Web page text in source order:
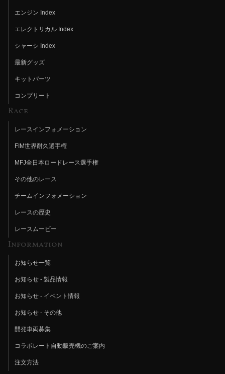
エンジン Index
エレクトリカル Index
シャーシ Index
最新グッズ
キットパーツ
コンプリート
Race
レースインフォメーション
FIM世界耐久選手権
MFJ全日本ロードレース選手権
その他のレース
チームインフォメーション
レースの歴史
レースムービー
Information
お知らせ一覧
お知らせ - 製品情報
お知らせ - イベント情報
お知らせ - その他
開発車両募集
コラボレート自動販売機のご案内
注文方法